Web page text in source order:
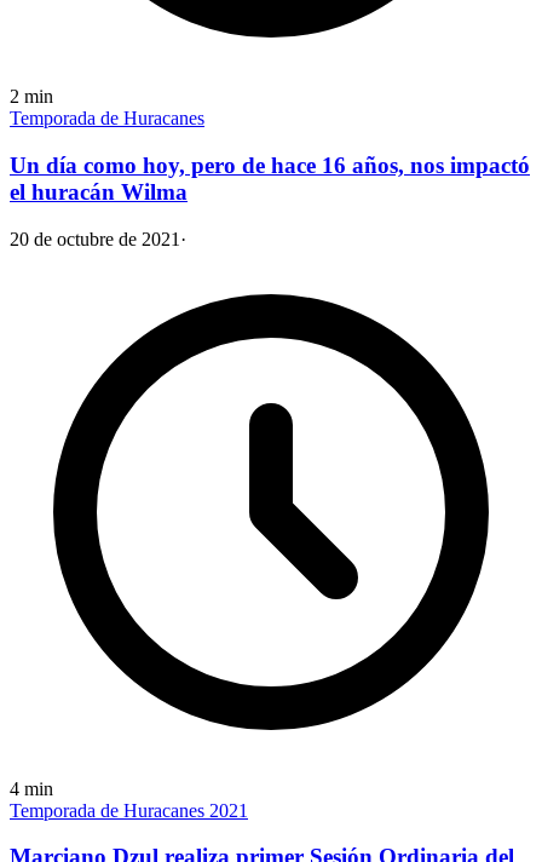
2 min
Temporada de Huracanes
Un día como hoy, pero de hace 16 años, nos impactó
el huracán Wilma
20 de octubre de 2021 ·
4 min
Temporada de Huracanes 2021